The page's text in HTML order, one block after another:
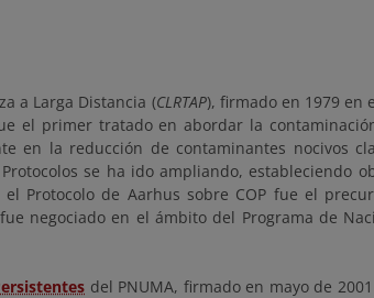
a Larga Distancia (CLRTAP), firmado en 1979 en
el primer tratado en abordar la
en la reducción de contaminantes nocivos
se ha ido ampliando, estableciendo
Protocolo de Aarhus sobre COP fue el
negociado en el ámbito del Programa de
del PNUMA, firmado en mayo de